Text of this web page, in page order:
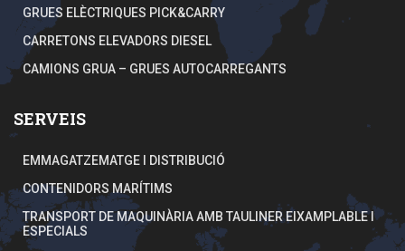
GRUES ELÈCTRIQUES PICK&CARRY
CARRETONS ELEVADORS DIESEL
CAMIONS GRUA – GRUES AUTOCARREGANTS
SERVEIS
EMMAGATZEMATGE I DISTRIBUCIÓ
CONTENIDORS MARÍTIMS
TRANSPORT DE MAQUINÀRIA AMB TAULINER EIXAMPLABLE I
ESPECIALS